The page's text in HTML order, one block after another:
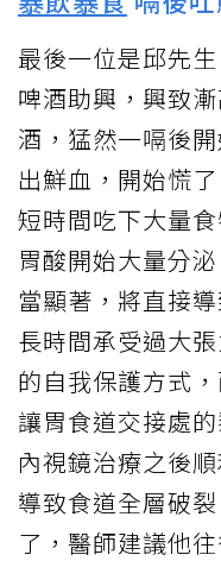
最後一位是邱先
啤酒助興，興致
酒，猛然一嗝後
出鮮血，開始慌
短時間吃下大量
胃酸開始大量分
當顯著，將直接
長時間承受過大
的自我保護方式
讓胃食道交接處
內視鏡治療之後
導致食道全層破
了，醫師建議他